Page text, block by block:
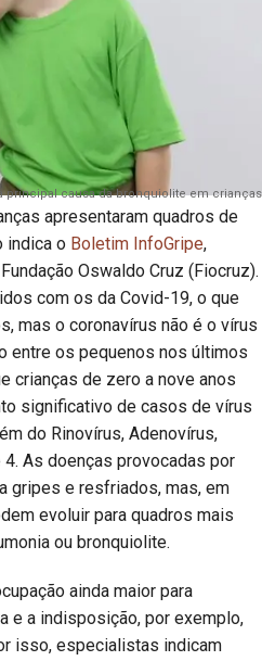
principal causa da bronquiolite em crianças
apresentaram quadros de
indica o Boletim InfoGripe,
Oswaldo Cruz (Fiocruz).
com os da Covid-19, o que
mas o coronavírus não é o vírus
entre os pequenos nos últimos
crianças de zero a nove anos
significativo de casos de vírus
do Rinovírus, Adenovírus,
As doenças provocadas por
gripes e resfriados, mas, em
evoluir para quadros mais
ou bronquiolite.
ainda maior para
e a indisposição, por exemplo,
isso, especialistas indicam